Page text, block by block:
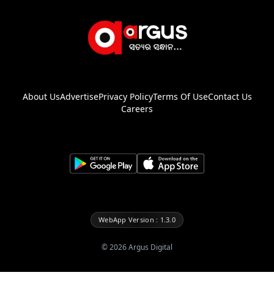
About UsAdvertisePrivacy PolicyTerms Of UseContact Us
Careers
WebApp Version : 1.3.0
©2026Argus Digital